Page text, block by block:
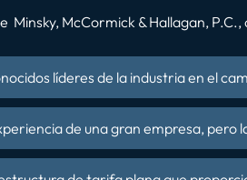
Minsky, McCormick & Hallagan, P.C.,
líderes de la industria en el
de una gran empresa, pero